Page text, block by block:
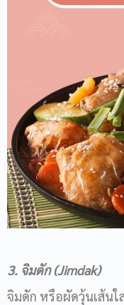
3. จิมดัก (Jimdak)
จิมดัก หรือผัดวุ้นเส้นใ